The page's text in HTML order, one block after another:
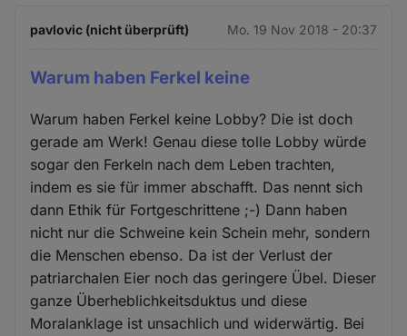
pavlovic (nicht überprüft) Mo. 19 Nov 2018 - 20:37
Warum haben Ferkel keine
Warum haben Ferkel keine Lobby? Die ist doch
gerade am Werk! Genau diese tolle Lobby würde
sogar den Ferkeln nach dem Leben trachten,
indem es sie für immer abschafft. Das nennt sich
dann Ethik für Fortgeschrittene ;-) Dann haben
nicht nur die Schweine kein Schein mehr, sondern
die Menschen ebenso. Da ist der Verlust der
patriarchalen Eier noch das geringere Übel. Dieser
ganze Überheblichkeitsduktus und diese
Moralanklage ist unsachlich und widerwärtig. Bei